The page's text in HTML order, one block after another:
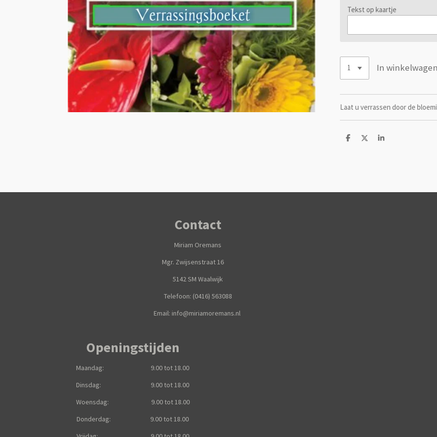
Tekst op kaartje
In winkelwagen
Laat u verrassen door de
D
D
S
Contact
Miriam Oremans
Mgr. Zwijsenstraat 16
5142 SM Waalwijk
Telefoon: (0416) 563088
Email: info@miriamoremans.nl
Openingstijden
Maandag: 9.00 tot 18.00
Dinsdag: 9.00 tot 18.00
Woensdag: 9.00 tot 18.00
Donderdag: 9.00 tot 18.00